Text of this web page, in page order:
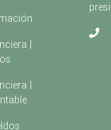
|
|